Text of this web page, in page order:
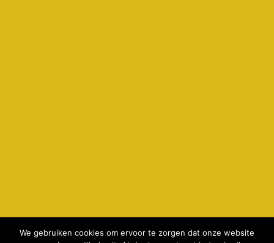
We gebruiken cookies om ervoor te zorgen dat onze website